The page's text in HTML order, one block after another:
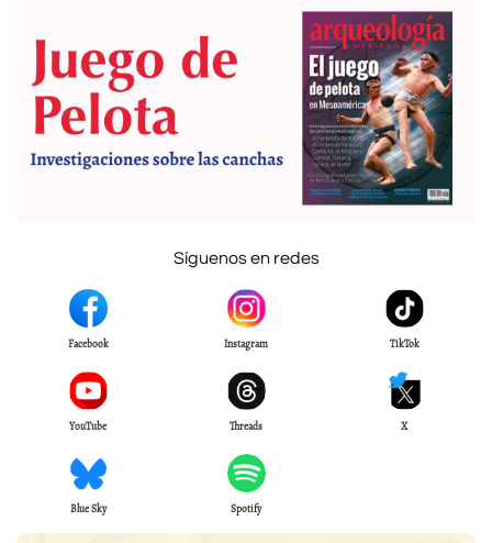
Síguenos en redes
Facebook Instagram TikTok
YouTube Threads X
Blue Sky Spotify